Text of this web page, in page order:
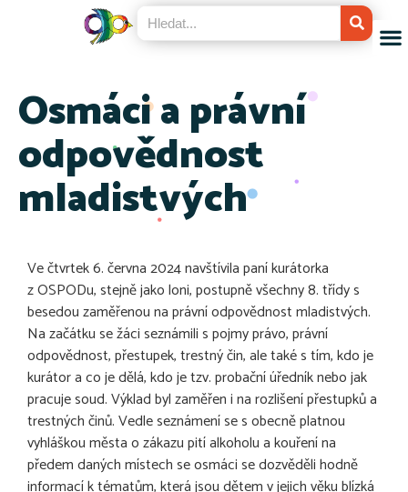
Osmáci a právní
odpovědnost
mladistvých
Ve čtvrtek 6. června 2024 navštívila paní kurátorka
z OSPODu, stejně jako loni, postupně všechny 8. třídy s
besedou zaměřenou na právní odpovědnost mladistvých.
Na začátku se žáci seznámili s pojmy právo, právní
odpovědnost, přestupek, trestný čin, ale také s tím, kdo je
kurátor a co je dělá, kdo je tzv. probační úředník nebo jak
pracuje soud. Výklad byl zaměřen i na rozlišení přestupků a
trestných činů. Vedle seznámení se s obecně platnou
vyhláškou města o zákazu pití alkoholu a kouření na
předem daných místech se osmáci se dozvěděli hodně
informací k tématům, která jsou dětem v jejich věku blízká